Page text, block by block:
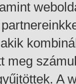
meg
A